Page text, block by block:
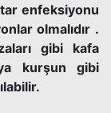
enfeksiyonu
olmalıdır .
gibi kafa
kurşun gibi